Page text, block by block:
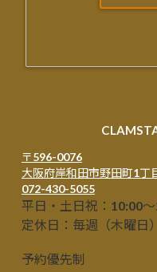
〒596-0076
大阪府岸和田市野田町1丁
072-430-5055
平日・土日祝：10:00
定休日：毎週（木曜日）
予約優先制